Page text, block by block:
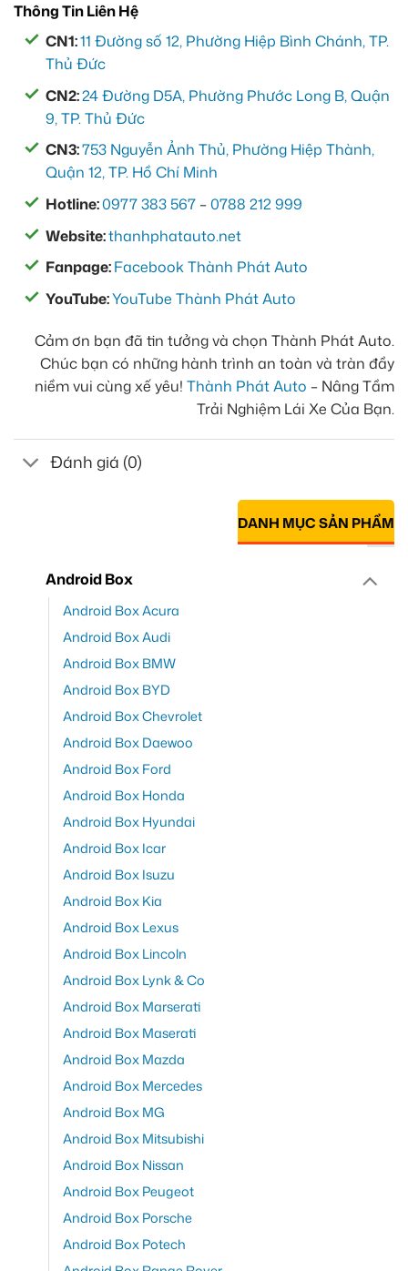
Thông Tin Liên Hệ
CN1:11 Đường số 12, Phường Hiệp Bình Chánh, TP.
Thủ Đức
CN2:24 Đường D5A, Phường Phước Long B, Quận
9, TP. Thủ Đức
CN3:753 Nguyễn Ảnh Thủ, Phường Hiệp Thành,
Quận 12, TP. Hồ Chí Minh
Hotline:0977 383 567 –0788 212 999
Website:thanhphatauto.net
Fanpage:Facebook Thành Phát Auto
YouTube:YouTube Thành Phát Auto
Cảm ơn bạn đã tin tưởng và chọn Thành Phát Auto.
Chúc bạn có những hành trình an toàn và tràn đầy
niềm vui cùng xế yêu! Thành Phát Auto – Nâng Tầm
Trải Nghiệm Lái Xe Của Bạn.
Đánh giá (0)
DANH MỤC SẢN PHẨM
Android Box
Android Box Acura
Android Box Audi
Android Box BMW
Android Box BYD
Android Box Chevrolet
Android Box Daewoo
Android Box Ford
Android Box Honda
Android Box Hyundai
Android Box Icar
Android Box Isuzu
Android Box Kia
Android Box Lexus
Android Box Lincoln
Android Box Lynk & Co
Android Box Marserati
Android Box Maserati
Android Box Mazda
Android Box Mercedes
Android Box MG
Android Box Mitsubishi
Android Box Nissan
Android Box Peugeot
Android Box Porsche
Android Box Potech